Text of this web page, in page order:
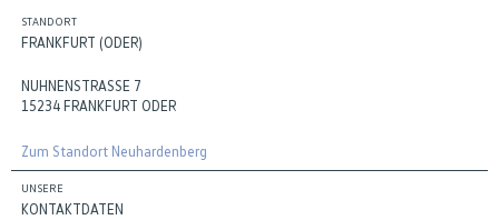
STANDORT
FRANKFURT (ODER)
NUHNENSTRASSE 7
15234 FRANKFURT ODER
Zum Standort Neuhardenberg
UNSERE
KONTAKTDATEN